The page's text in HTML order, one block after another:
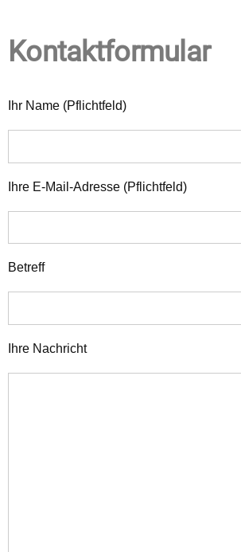
Kontaktformular
Ihr Name (Pflichtfeld)
Ihre E-Mail-Adresse (Pflichtfeld)
Betreff
Ihre Nachricht